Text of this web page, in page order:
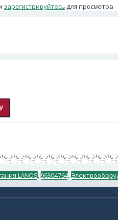
зарегистрируйтесь для просмотра
LANOS, 96304764,